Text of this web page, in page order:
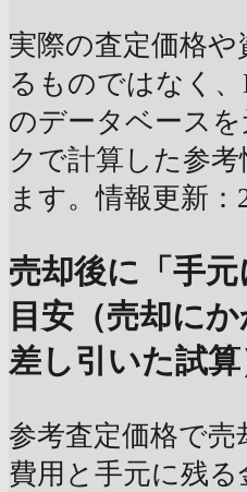
実際の査定価格
るものではなく
のデータベース
クで計算した参
ます。情報更新：
売却後に「手
目安（売却に
差し引いた試算
参考査定価格で
費用と手元に残る